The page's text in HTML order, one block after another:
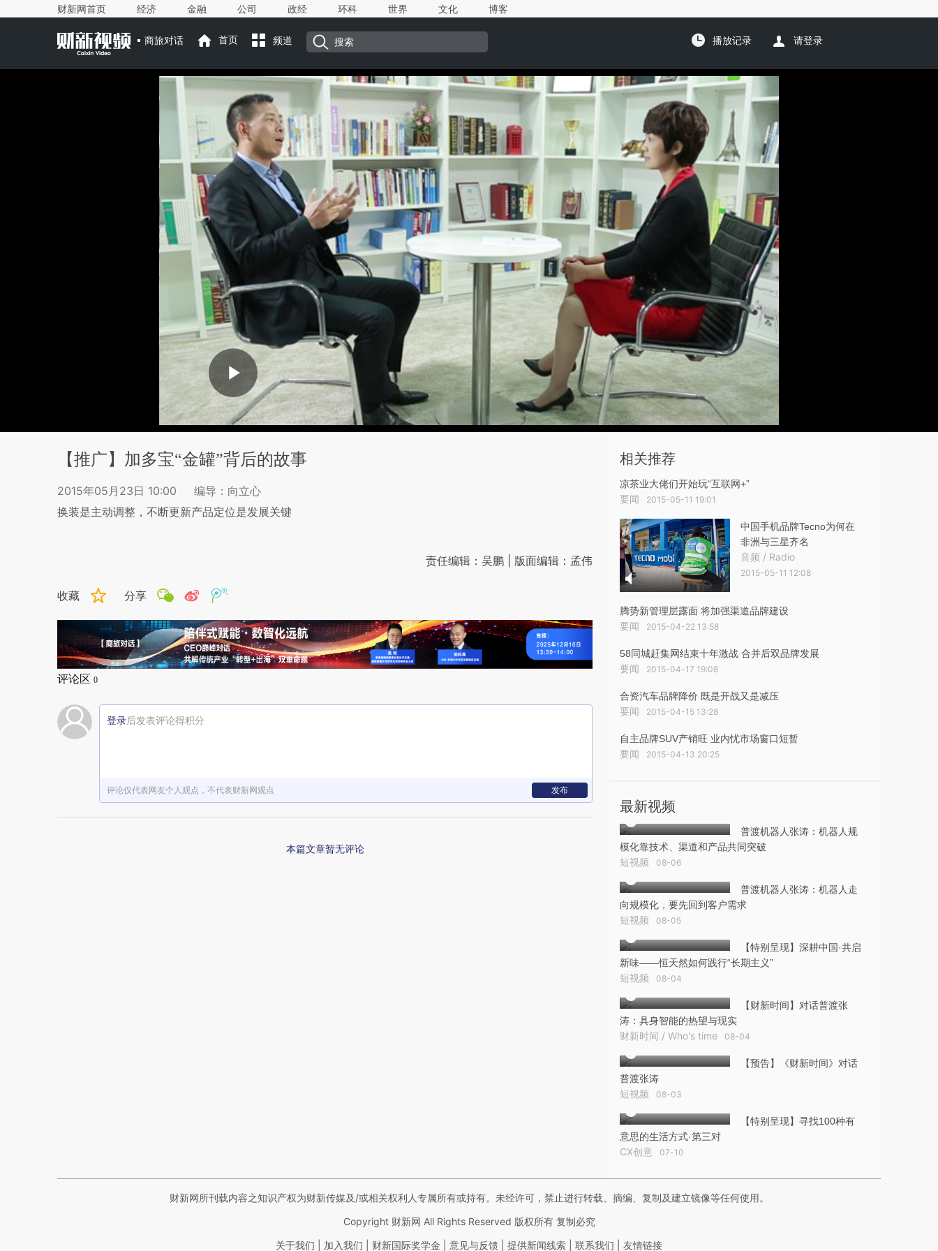
财新网首页 经济 金融 公司 政经 环科 世界 文化 博客
商旅对话 首页 频道 播放记录 请登录
【推广】加多宝“金罐”背后的故事
2015年05月23日 10:00
编导：向立心
换装是主动调整，不断更新产品定位是发展关键
责任编辑：吴鹏 | 版面编辑：孟伟
收藏 分享
评论区 0
登录后发表评论得积分
评论仅代表网友个人观点，不代表财新网观点 发布
本篇文章暂无评论
相关推荐
凉茶业大佬们开始玩“互联网+”
要闻 2015-05-11 19:01
中国手机品牌Tecno为何在
非洲与三星齐名
音频 / Radio
2015-05-11 12:08
腾势新管理层露面 将加强渠道品牌建设
要闻 2015-04-22 13:58
58同城赶集网结束十年激战 合并后双品牌发展
要闻 2015-04-17 19:08
合资汽车品牌降价 既是开战又是减压
要闻 2015-04-15 13:28
自主品牌SUV产销旺 业内忧市场窗口短暂
要闻 2015-04-13 20:25
最新视频
普渡机器人张涛：机器人规
模化靠技术、渠道和产品共同突破
短视频 08-06
普渡机器人张涛：机器人走
向规模化，要先回到客户需求
短视频 08-05
【特别呈现】深耕中国·共启
新味——恒天然如何践行“长期主义”
短视频 08-04
【财新时间】对话普渡张
涛：具身智能的热望与现实
财新时间 / Who's time 08-04
【预告】《财新时间》对话
普渡张涛
短视频 08-03
【特别呈现】寻找100种有
意思的生活方式·第三对
CX创意 07-10
财新网所刊载内容之知识产权为财新传媒及/或相关权利人专属所有或持有。未经许可，禁止进行转载、摘编、复制及建立镜像等任何使用。
Copyright 财新网 All Rights Reserved 版权所有 复制必究
关于我们 加入我们 财新国际奖学金 意见与反馈 提供新闻线索 联系我们 友情链接